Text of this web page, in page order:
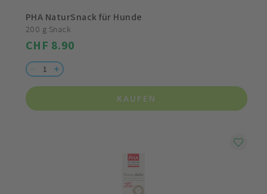
PHA NaturSnack für Hunde
200 g Snack
CHF 8.90
KAUFEN